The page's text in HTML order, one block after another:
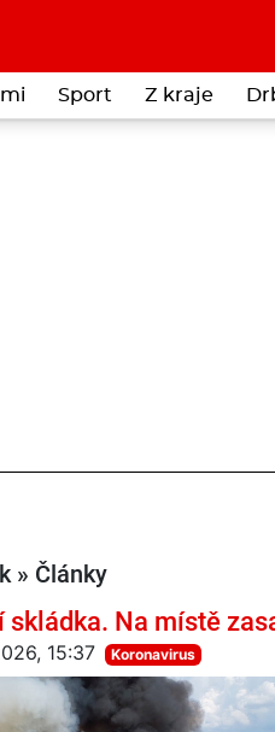
Sport Z kraje
» Články
skládka. Na místě
15:37 Koronavirus